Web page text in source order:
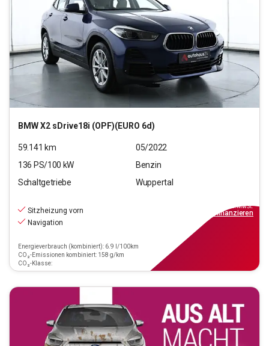
BMWX2 sDrive18i (OPF)(EURO 6d)
59.141 km
05/2022
136 PS/100 kW
Benzin
Schaltgetriebe
Wuppertal
Sitzheizung vorn
Navigation
Energieverbrauch (kombiniert): 6.9 l/100km
CO₂-Emissionen kombiniert: 158 g/km
CO₂-Klasse:
inkl.MwSt.
finanzieren